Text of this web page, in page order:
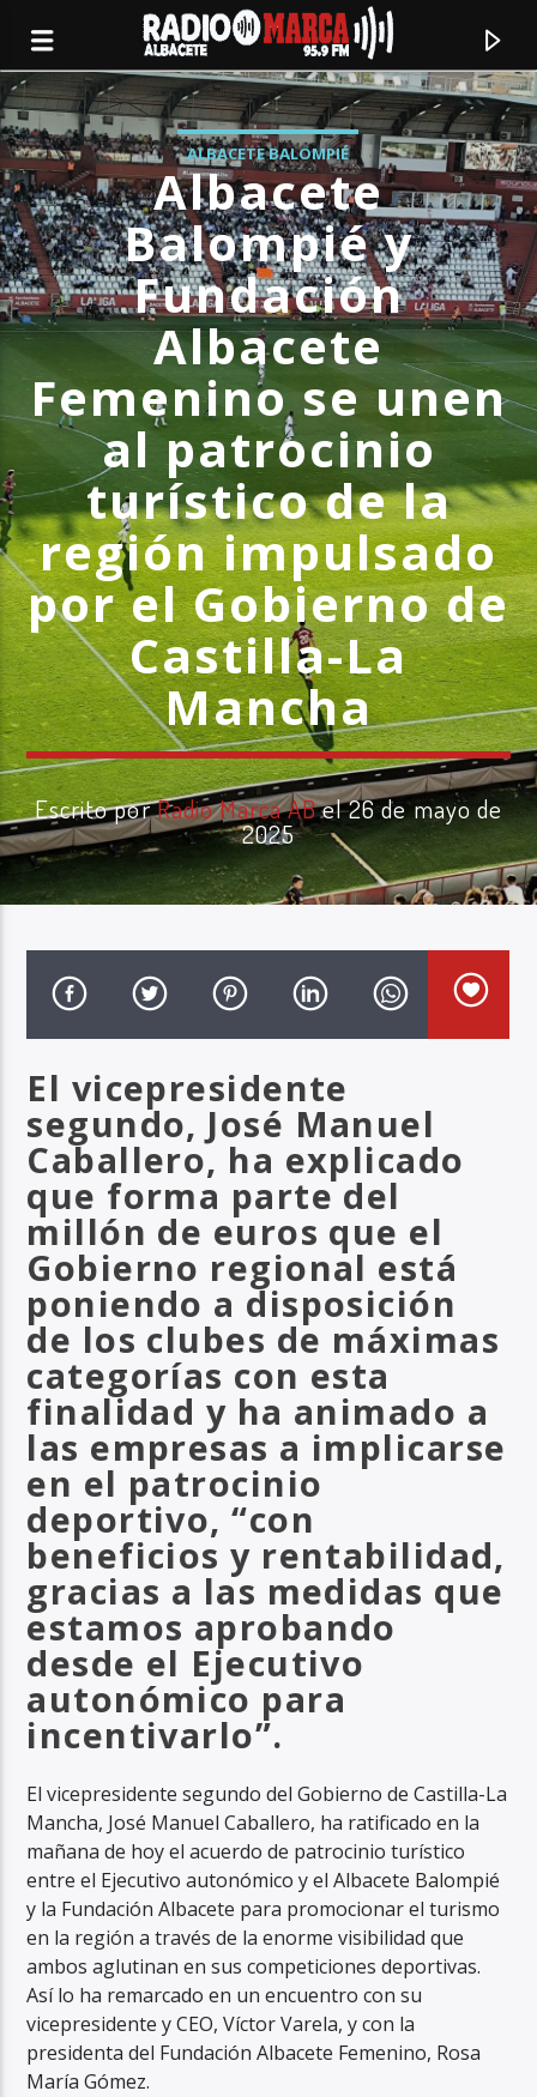
Canción actual
Radio Marca
Albacete
Radio Marca AB
ALBACETE BALOMPIÉ
Albacete
Balompié y
Fundación
Albacete
Femenino se unen
al patrocinio
turístico de la
región impulsado
por el Gobierno de
Castilla-La
Mancha
Escrito porRadio Marca ABel 26 de mayo de
2025
El vicepresidente
segundo, José Manuel
Caballero, ha explicado
que forma parte del
millón de euros que el
Gobierno regional está
poniendo a disposición
de los clubes de máximas
categorías con esta
finalidad y ha animado a
las empresas a implicarse
en el patrocinio
deportivo, “con
beneficios y rentabilidad,
gracias a las medidas que
estamos aprobando
desde el Ejecutivo
autonómico para
incentivarlo”.
El vicepresidente segundo del Gobierno de Castilla-La
Mancha, José Manuel Caballero, ha ratificado en la
mañana de hoy el acuerdo de patrocinio turístico
entre el Ejecutivo autonómico y el Albacete Balompié
y la Fundación Albacete para promocionar el turismo
en la región a través de la enorme visibilidad que
ambos aglutinan en sus competiciones deportivas.
Así lo ha remarcado en un encuentro con su
vicepresidente y CEO, Víctor Varela, y con la
presidenta del Fundación Albacete Femenino, Rosa
María Gómez.